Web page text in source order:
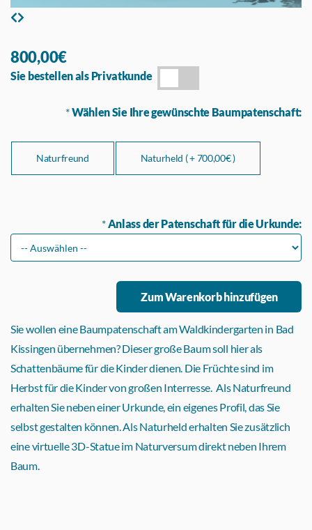
800,00€
Sie bestellen als Privatkunde
*Wählen Sie Ihre gewünschte Baumpatenschaft:
Naturfreund Naturheld ( +700,00€ )
* Anlass der Patenschaft für die Urkunde:
Sie wollen eine Baumpatenschaft am Waldkindergarten in Bad
Kissingen übernehmen? Dieser große Baum soll hier als
Schattenbäume für die Kinder dienen. Die Früchte sind im
Herbst für die Kinder von großen Interresse. Als Naturfreund
erhalten Sie neben einer Urkunde, ein eigenes Profil, das Sie
selbst gestalten können. Als Naturheld erhalten Sie zusätzlich
eine virtuelle 3D-Statue im Naturversum direkt neben Ihrem
Baum.